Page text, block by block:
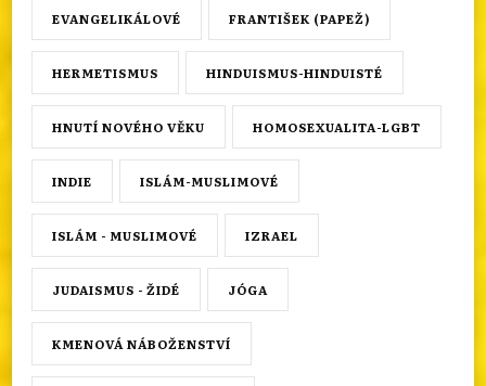
EVANGELIKÁLOVÉ FRANTIŠEK (PAPEŽ)
HERMETISMUS HINDUISMUS-HINDUISTÉ
HNUTÍ NOVÉHO VĚKU HOMOSEXUALITA-LGBT
INDIE ISLÁM-MUSLIMOVÉ
ISLÁM - MUSLIMOVÉ IZRAEL
JUDAISMUS - ŽIDÉ JÓGA
KMENOVÁ NÁBOŽENSTVÍ